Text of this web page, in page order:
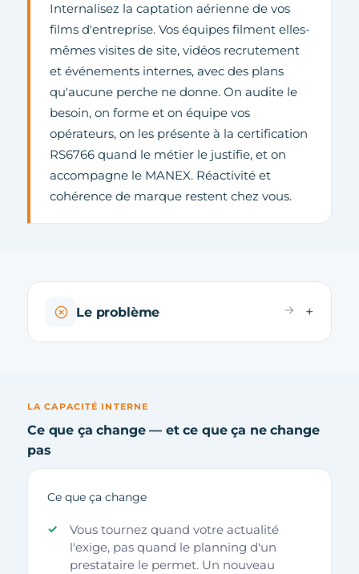
Internalisez la captation aérienne de vos
films d'entreprise. Vos équipes filment elles-
mêmes visites de site, vidéos recrutement
et événements internes, avec des plans
qu'aucune perche ne donne. On audite le
besoin, on forme et on équipe vos
opérateurs, on les présente à la certification
RS6766 quand le métier le justifie, et on
accompagne le MANEX. Réactivité et
cohérence de marque restent chez vous.
Le problème
LA CAPACITÉ INTERNE
Ce que ça change — et ce que ça ne change
pas
Ce que ça change
Vous tournez quand votre actualité
l'exige, pas quand le planning d'un
prestataire le permet. Un nouveau